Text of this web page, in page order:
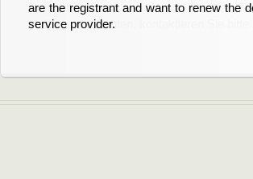
are the registrant and want to renew the
service provider.
Domain stehen an. Wenn Sie der
verlängern möchten, kontaktieren Sie